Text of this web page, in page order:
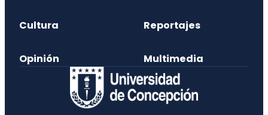
Cultura Reportajes
Opinión Multimedia